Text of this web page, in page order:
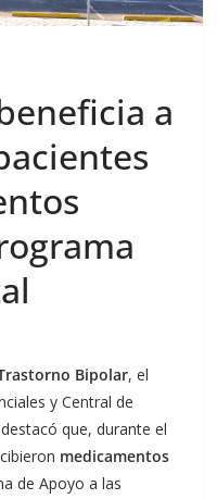
a
Bipolar, el
y Central de
que, durante el
medicamentos
de Apoyo a las